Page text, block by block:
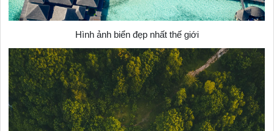
Hình ảnh biển đẹp nhất thế giới